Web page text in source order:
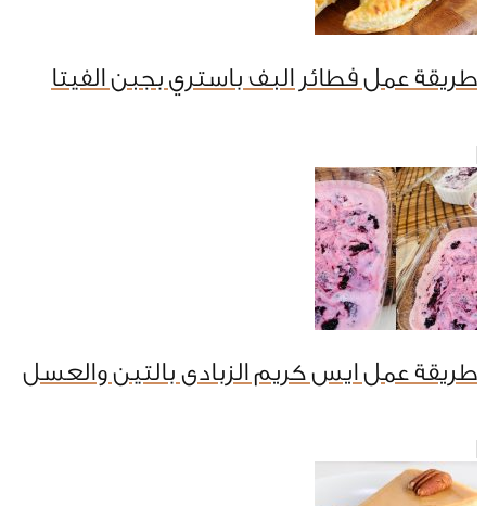
طريقة عمل فطائر البف باستري بجبن الفيتا
طريقة عمل ايس كريم الزبادى بالتين والعسل